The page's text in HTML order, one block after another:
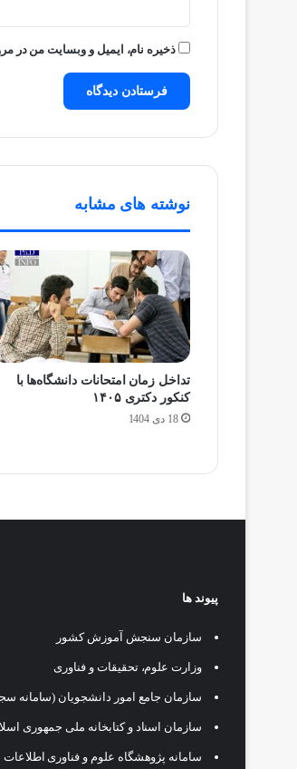
ذخیره نام، ایمیل و وبسایت من در
نوشته های مشابه
تداخل زمان امتحانات دانشگاه‌ها با
کنکور دکتری ۱۴۰۵
18 دی 1404
پیوند ها
سازمان سنجش آموزش کشور
وزارت علوم، تحقیقات و فناوری
سازمان جامع امور دانشجویان (سامانه
سازمان اسناد و کتابخانه ملی جمهوری
سامانه پژوهشگاه علوم و فناوری اطلاعات